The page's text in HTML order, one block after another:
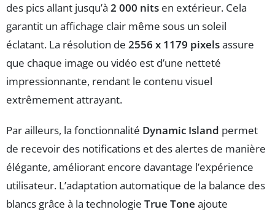
des pics allant jusqu’à 2 000 nits en extérieur. Cela
garantit un affichage clair même sous un soleil
éclatant. La résolution de 2556 x 1179 pixelsassure
que chaque image ou vidéo est d’une netteté
impressionnante, rendant le contenu visuel
extrêmement attrayant.
Par ailleurs, la fonctionnalité Dynamic Island permet
de recevoir des notifications et des alertes de manière
élégante, améliorant encore davantage l’expérience
utilisateur. L’adaptation automatique de la balance des
blancs grâce à la technologie True Tone ajoute